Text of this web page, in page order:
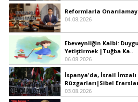
Reformlarla
04.08.2026
Ebeveynliğin Kalbi:
Yetiştirmek |Tuğba Ka..
06.08.2026
İspanya'da, İsrail İmzalı
Rüzgarları|Sibel
03.08.2026